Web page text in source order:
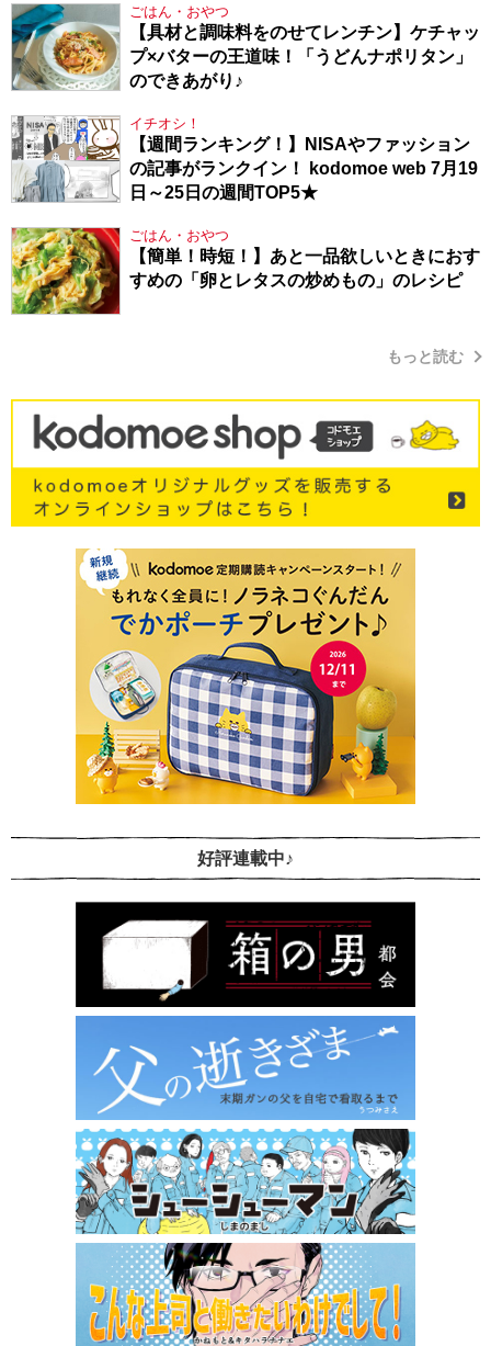
ごはん・おやつ
【具材と調味料をのせてレンチン】ケチャッ
プ×バターの王道味！「うどんナポリタン」
のできあがり♪
イチオシ！
【週間ランキング！】NISAやファッション
の記事がランクイン！ kodomoe web 7月19
日～25日の週間TOP5★
ごはん・おやつ
【簡単！時短！】あと一品欲しいときにおす
すめの「卵とレタスの炒めもの」のレシピ
もっと読む
好評連載中♪